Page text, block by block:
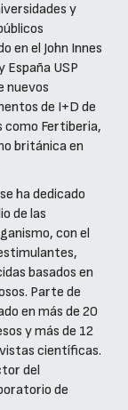
y
en el John Innes
España USP
nuevos
de I+D de
como Fertiberia,
británica en
ha dedicado
de las
con el
basados en
Parte de
en más de 20
y más de 12
científicas.
del
de